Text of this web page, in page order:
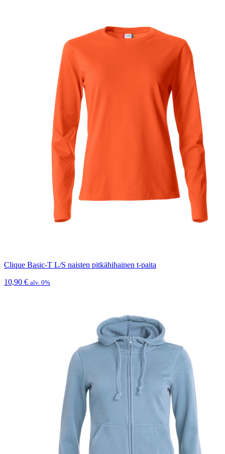
Clique Basic-T L/S naisten pitkähihainen t-paita
10,90 € alv. 0%